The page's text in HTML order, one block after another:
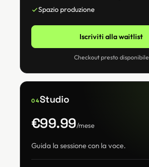
Spazio produzione
Iscriviti alla waitlist
Checkout presto disponibile
04Studio
€99.99/mese
Guida la sessione con la voce.